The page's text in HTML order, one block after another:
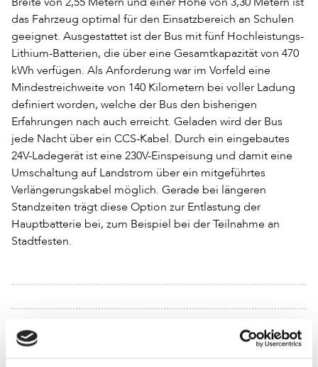
das Fahrzeug optimal für den Einsatzbereich an Schulen
geeignet. Ausgestattet ist der Bus mit fünf Hochleistungs-
Lithium-Batterien, die über eine Gesamtkapazität von 470
kWh verfügen. Als Anforderung war im Vorfeld eine
Mindestreichweite von 140 Kilometern bei voller Ladung
definiert worden, welche der Bus den bisherigen
Erfahrungen nach auch erreicht. Geladen wird der Bus
jede Nacht über ein CCS-Kabel. Durch ein eingebautes
24V-Ladegerät ist eine 230V-Einspeisung und damit eine
Umschaltung auf Landstrom über ein mitgeführtes
Verlängerungskabel möglich. Gerade bei längeren
Standzeiten trägt diese Option zur Entlastung der
Hauptbatterie bei, zum Beispiel bei der Teilnahme an
Stadtfesten.
Die Regalkapazitäten im Innenraum wurden im Vergleich